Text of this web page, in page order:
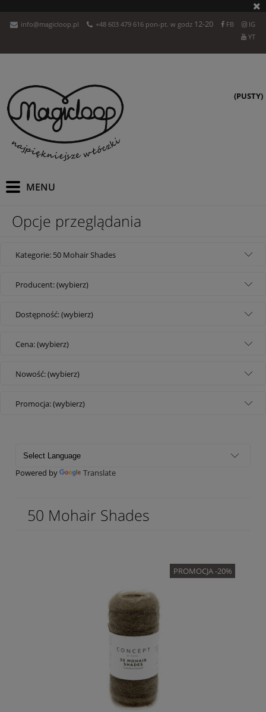
info@magicloop.pl +48 603 479 616 pon-pt. w godz 12-20 FB
IG
YT
(PUSTY)
Opcje przeglądania
Kategorie: 50 Mohair Shades
Producent: (wybierz)
Dostępność: (wybierz)
Cena: (wybierz)
Nowość: (wybierz)
Promocja: (wybierz)
Powered by Translate
50 Mohair Shades
PROMOCJA -20%